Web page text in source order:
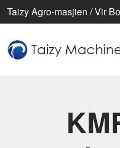
Taizy Agro-masjien / Vir